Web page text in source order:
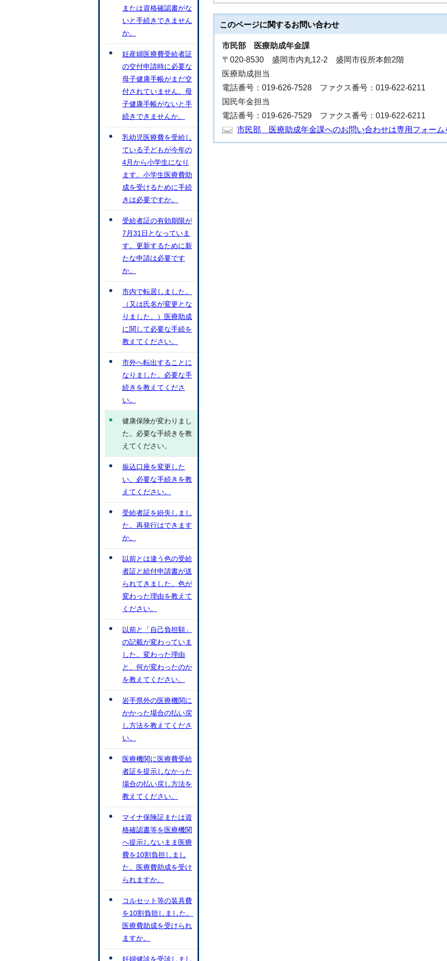
このページに関するお問い合わせ
市民部
医療助成年金課
〒020-8530 盛岡市内丸12-2 盛岡市役所本館2階
医療助成担当
電話番号：019-626-7528 ファクス番号：019-622-6211
国民年金担当
電話番号：019-626-7529 ファクス番号：019-622-6211
市民部 医療助成年金課へのお問い合わせは専用フォーム
または資格確認書がな
いと手続きできません
か。
妊産婦医療費受給者証
の交付申請時に必要な
母子健康手帳がまだ交
付されていません。母
子健康手帳がないと手
続きできませんか。
乳幼児医療費を受給し
ている子どもが今年の
4月から小学生になり
ます。小学生医療費助
成を受けるために手続
きは必要ですか。
受給者証の有効期限が
7月31日となっていま
す。更新するために新
たな申請は必要です
か。
市内で転居しました。
（又は氏名が変更とな
りました。）医療助成
に関して必要な手続を
教えてください。
市外へ転出することに
なりました。必要な手
続きを教えてくださ
い。
健康保険が変わりまし
た。必要な手続きを教
えてください。
振込口座を変更した
い。必要な手続きを教
えてください。
受給者証を紛失しまし
た。再発行はできます
か。
以前とは違う色の受給
者証と給付申請書が送
られてきました。色が
変わった理由を教えて
ください。
以前と「自己負担額」
の記載が変わっていま
した。変わった理由
と、何が変わったのか
を教えてください。
岩手県外の医療機関に
かかった場合の払い戻
し方法を教えてくださ
い。
医療機関に医療費受給
者証を提示しなかった
場合の払い戻し方法を
教えてください。
マイナ保険証または資
格確認書等を医療機関
へ提示しないまま医療
費を10割負担しまし
た。医療費助成を受け
られますか。
コルセット等の装具費
を10割負担しました。
医療費助成を受けられ
ますか。
妊婦健診を受診しまし